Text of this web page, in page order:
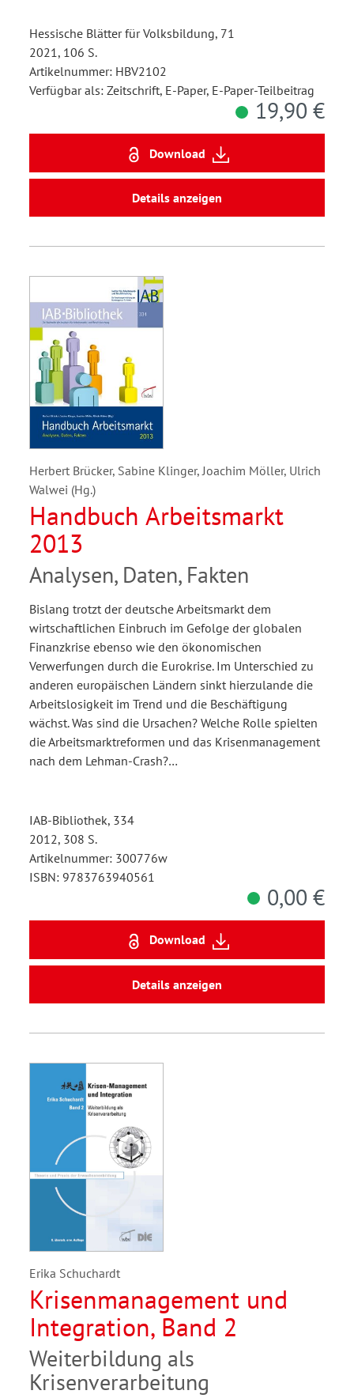
Hessische Blätter für Volksbildung, 71
2021, 106 S.
Artikelnummer: HBV2102
Verfügbar als: Zeitschrift, E-Paper, E-Paper-Teilbeitrag
19,90 €
Download
Details anzeigen
Herbert Brücker, Sabine Klinger, Joachim Möller, Ulrich
Walwei (Hg.)
Handbuch Arbeitsmarkt
2013
Analysen, Daten, Fakten
Bislang trotzt der deutsche Arbeitsmarkt dem
wirtschaftlichen Einbruch im Gefolge der globalen
Finanzkrise ebenso wie den ökonomischen
Verwerfungen durch die Eurokrise. Im Unterschied zu
anderen europäischen Ländern sinkt hierzulande die
Arbeitslosigkeit im Trend und die Beschäftigung
wächst. Was sind die Ursachen? Welche Rolle spielten
die Arbeitsmarktreformen und das Krisenmanagement
nach dem Lehman-Crash?…
IAB-Bibliothek, 334
2012, 308 S.
Artikelnummer: 300776w
ISBN: 9783763940561
0,00 €
Download
Details anzeigen
Erika Schuchardt
Krisenmanagement und
Integration, Band 2
Weiterbildung als
Krisenverarbeitung